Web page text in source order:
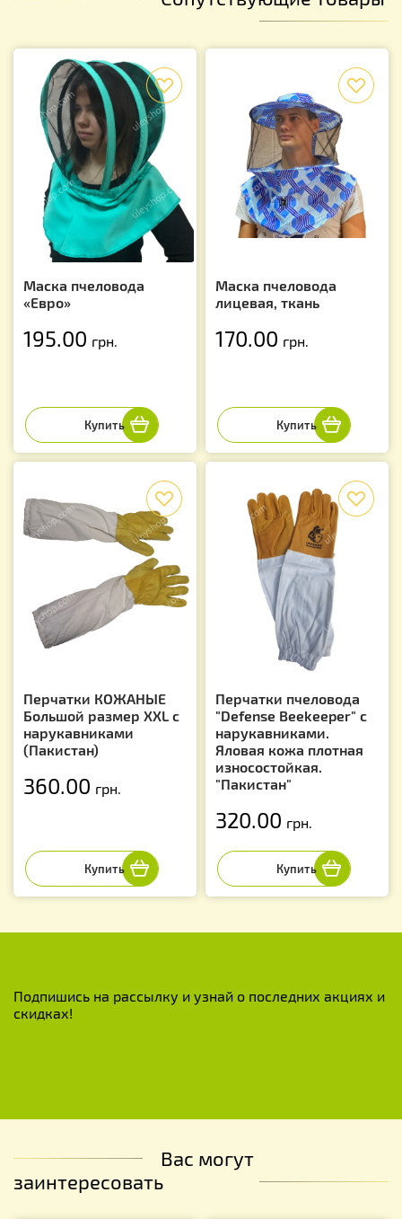
Маска пчеловода
«Евро»
195.00 грн.
Маска пчеловода
лицевая, ткань
170.00 грн.
Перчатки КОЖАНЫЕ
Большой размер XXL с
нарукавниками
(Пакистан)
360.00 грн.
Перчатки пчеловода
"Defense Beekeeper" с
нарукавниками.
Яловая кожа плотная
износостойкая.
"Пакистан"
320.00 грн.
Подпишись на рассылку и узнай о последних акциях и
скидках!
Вас могут
заинтересовать